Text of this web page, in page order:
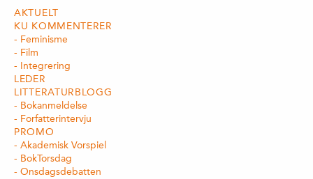
AKTUELT
KU KOMMENTERER
Feminisme
Film
Integrering
LEDER
LITTERATURBLOGG
Bokanmeldelse
Forfatterintervju
PROMO
Akademisk Vorspiel
BokTorsdag
Onsdagsdebatten